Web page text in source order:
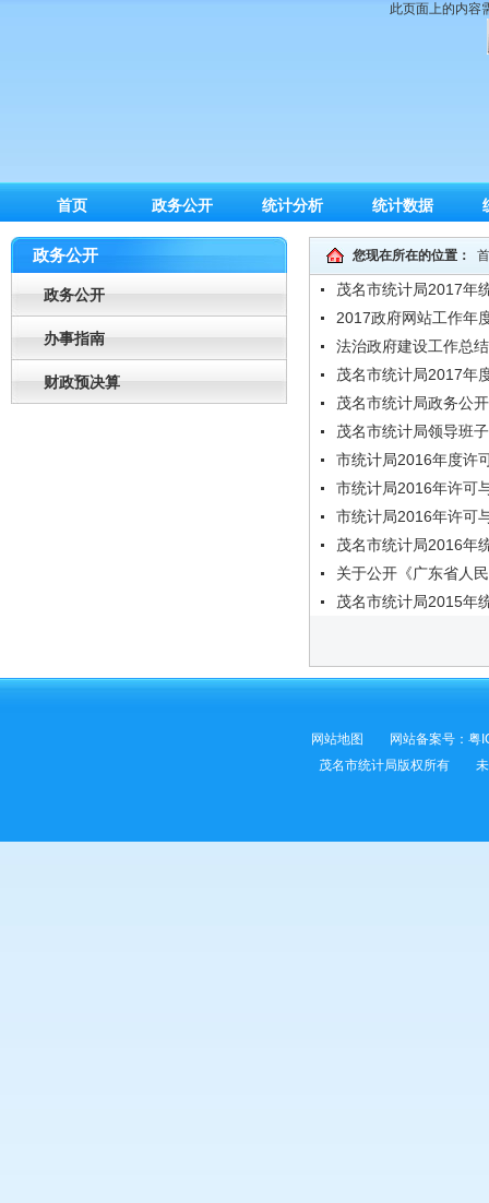
此页面上的内容
首页 政务公开 统计分析 统计数据
政务公开
政务公开
办事指南
财政预决算
您现在所在的位置：
茂名市统计局2017年
2017政府网站工作年
法治政府建设工作总结
茂名市统计局2017年
茂名市统计局政务公
茂名市统计局领导班子
市统计局2016年度许
市统计局2016年许可
市统计局2016年许可
茂名市统计局2016年
关于公开《广东省人
茂名市统计局2015年
网站地图 网站备案号： 粤
茂名市统计局版权所有